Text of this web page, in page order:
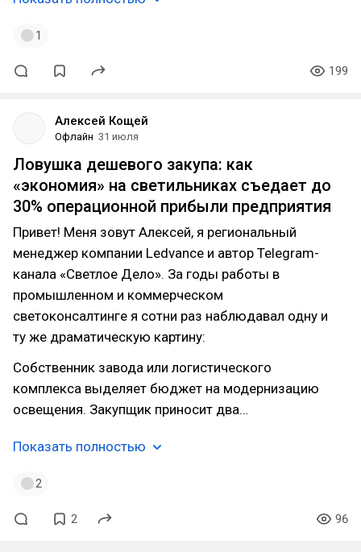
1
199
Алексей Кощей
Офлайн 31 июля
Ловушка дешевого закупа: как
«экономия» на светильниках съедает до
30% операционной прибыли предприятия
Привет! Меня зовут Алексей, я региональный
менеджер компании Ledvance и автор Telegram-
канала «Светлое Дело». За годы работы в
промышленном и коммерческом
светоконсалтинге я сотни раз наблюдавал одну и
ту же драматическую картину:
Собственник завода или логистического
комплекса выделяет бюджет на модернизацию
освещения. Закупщик приносит два…
Показать полностью
2
2 96